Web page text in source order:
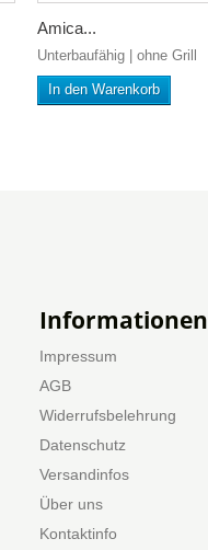
Amica...
Unterbaufähig | ohne Grill
In den Warenkorb
Informationen
Impressum
AGB
Widerrufsbelehrung
Datenschutz
Versandinfos
Über uns
Kontaktinfo